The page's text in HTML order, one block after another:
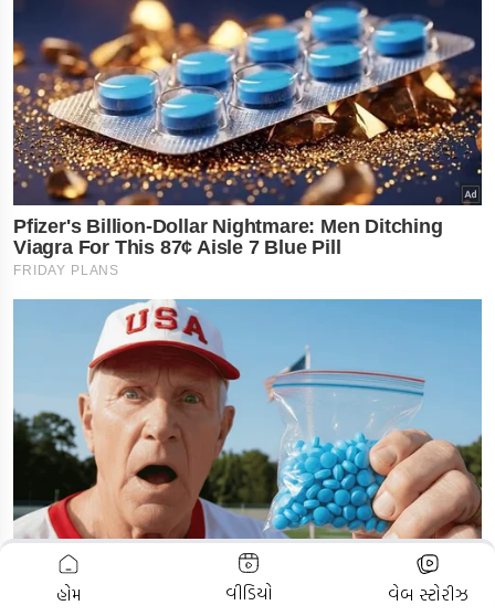
ADVERTISEMENT
હોમ વીડિયો વેબ સ્ટોરીઝ